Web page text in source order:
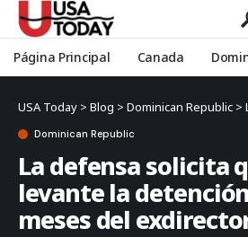
Página Principal Canada
USA Today > Blog > Dominican Republic >
Dominican Republic
La defensa solicita
levante la
meses del